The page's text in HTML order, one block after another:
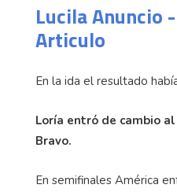
Lucila Anuncio -
Articulo
En la ida el resultado
Loría entró de cambio
Bravo.
En semifinales América